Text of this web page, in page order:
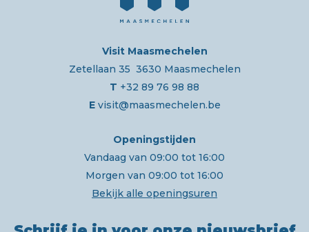
Visit Maasmechelen
Zetellaan 35 3630 Maasmechelen
T +32 89 76 98 88
E visit@maasmechelen.be
Openingstijden
Vandaag van 09:00 tot 16:00
Morgen van 09:00 tot 16:00
Bekijk alle openingsuren